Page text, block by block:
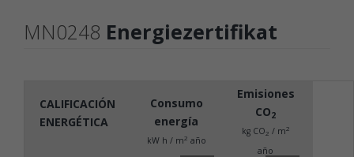
MN0248 Energiezertifikat
CALIFICACIÓN
ENERGÉTICA
Consumo
energía
kW h / m2 año
Emisiones
CO2
kg CO2 / m2
año